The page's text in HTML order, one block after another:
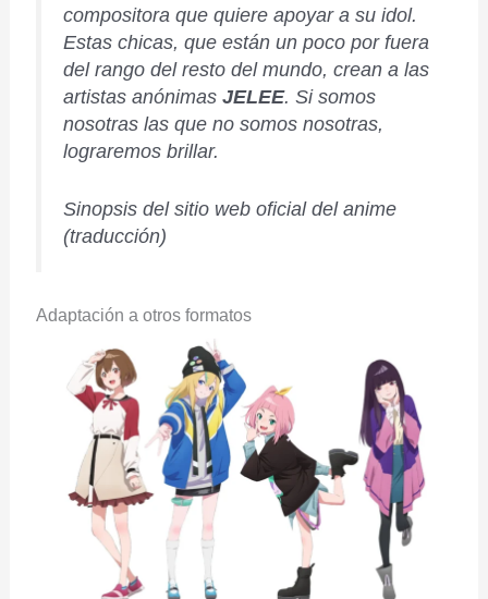
compositora que quiere apoyar a su idol.
Estas chicas, que están un poco por fuera
del rango del resto del mundo, crean a las
artistas anónimas JELEE. Si somos
nosotras las que no somos nosotras,
lograremos brillar.
Sinopsis del sitio web oficial del anime
(traducción)
Adaptación a otros formatos